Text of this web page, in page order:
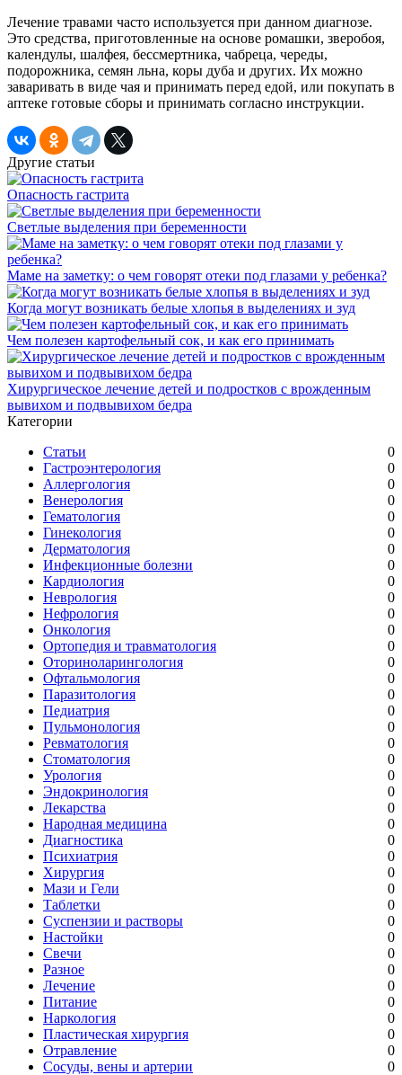
Лечение травами часто используется при данном диагнозе.
Это средства, приготовленные на основе ромашки, зверобоя,
календулы, шалфея, бессмертника, чабреца, череды,
подорожника, семян льна, коры дуба и других. Их можно
заваривать в виде чая и принимать перед едой, или покупать в
аптеке готовые сборы и принимать согласно инструкции.
Другие статьи
Опасность гастрита
Светлые выделения при беременности
Маме на заметку: о чем говорят отеки под глазами у ребенка?
Когда могут возникать белые хлопья в выделениях и зуд
Чем полезен картофельный сок, и как его принимать
Хирургическое лечение детей и подростков с врожденным
вывихом и подвывихом бедра
Категории
Статьи
0
Гастроэнтерология
0
Аллергология
0
Венерология
0
Гематология
0
Гинекология
0
Дерматология
0
Инфекционные болезни
0
Кардиология
0
Неврология
0
Нефрология
0
Онкология
0
Ортопедия и травматология
0
Оториноларингология
0
Офтальмология
0
Паразитология
0
Педиатрия
0
Пульмонология
0
Ревматология
0
Стоматология
0
Урология
0
Эндокринология
0
Лекарства
0
Народная медицина
0
Диагностика
0
Психиатрия
0
Хирургия
0
Мази и Гели
0
Таблетки
0
Суспензии и растворы
0
Настойки
0
Свечи
0
Разное
0
Лечение
0
Питание
0
Наркология
0
Пластическая хирургия
0
Отравление
0
Сосуды, вены и артерии
0